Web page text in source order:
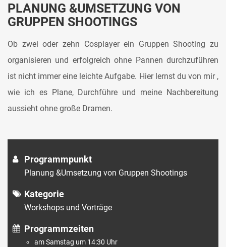
PLANUNG &UMSETZUNG VON
GRUPPEN SHOOTINGS
Ob zwei oder zehn Cosplayer ein Gruppen Shooting zu
organisieren und erfolgreich ohne Pannen durchzuführen
ist nicht immer eine leichte Aufgabe. Hier lernst du von mir ,
wie ich es Plane, Durchführe und meine Nachbereitung
aussieht ohne große Dramen.
Programmpunkt
Planung &Umsetzung von Gruppen Shootings
Kategorie
Workshops und Vorträge
Programmzeiten
am Samstag um 14:30 Uhr